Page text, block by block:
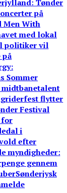
Tønder
på
Men With
med lokal
politiker vil
på
Sommer
flytter
Festival
for
i
efter
myndigheder:
gennem
Sønderjysk